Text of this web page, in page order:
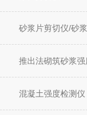
砂浆片剪切仪/砂
推出法砌筑砂浆
混凝土强度检测仪